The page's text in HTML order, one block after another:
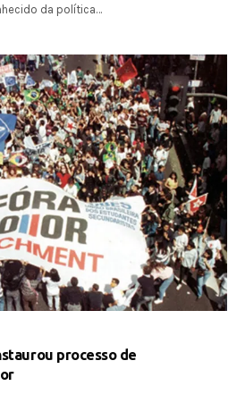
da política…
processo de